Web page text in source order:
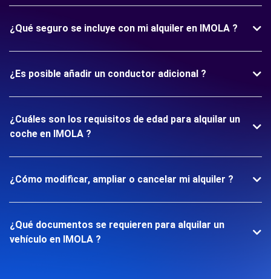
¿Qué seguro se incluye con mi alquiler en IMOLA ?
¿Es posible añadir un conductor adicional ?
¿Cuáles son los requisitos de edad para alquilar un
coche en IMOLA ?
¿Cómo modificar, ampliar o cancelar mi alquiler ?
¿Qué documentos se requieren para alquilar un
vehículo en IMOLA ?